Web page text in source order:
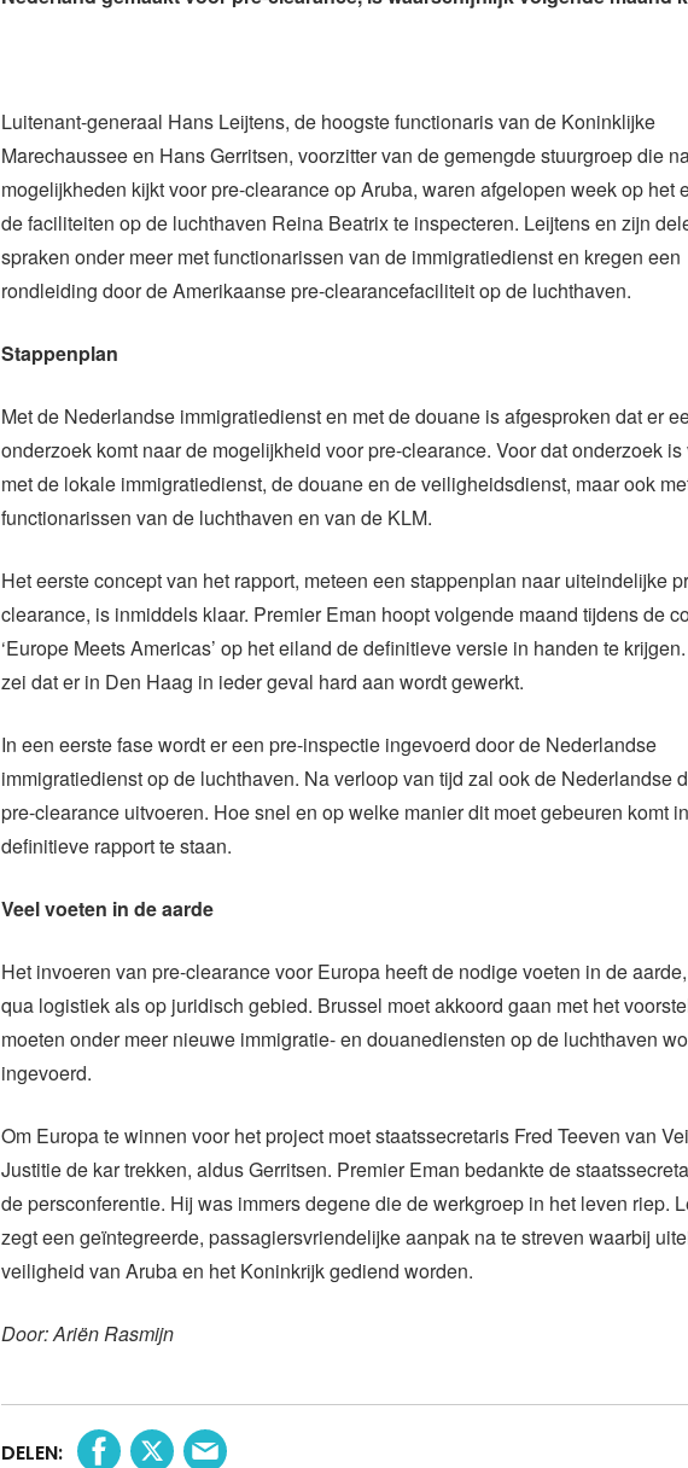
Luitenant-generaal Hans Leijtens, de hoogste functionaris van de Koninklijke
Marechaussee en Hans Gerritsen, voorzitter van de gemengde stuurgroep die
mogelijkheden kijkt voor pre-clearance op Aruba, waren afgelopen week op het
de faciliteiten op de luchthaven Reina Beatrix te inspecteren. Leijtens en zijn
spraken onder meer met functionarissen van de immigratiedienst en kregen een
rondleiding door de Amerikaanse pre-clearancefaciliteit op de luchthaven.
Stappenplan
Met de Nederlandse immigratiedienst en met de douane is afgesproken dat er
onderzoek komt naar de mogelijkheid voor pre-clearance. Voor dat onderzoek is
met de lokale immigratiedienst, de douane en de veiligheidsdienst, maar ook
functionarissen van de luchthaven en van de KLM.
Het eerste concept van het rapport, meteen een stappenplan naar uiteindelijke
clearance, is inmiddels klaar. Premier Eman hoopt volgende maand tijdens de
‘Europe Meets Americas’ op het eiland de definitieve versie in handen te
zei dat er in Den Haag in ieder geval hard aan wordt gewerkt.
In een eerste fase wordt er een pre-inspectie ingevoerd door de Nederlandse
immigratiedienst op de luchthaven. Na verloop van tijd zal ook de Nederlandse
pre-clearance uitvoeren. Hoe snel en op welke manier dit moet gebeuren komt
definitieve rapport te staan.
Veel voeten in de aarde
Het invoeren van pre-clearance voor Europa heeft de nodige voeten in de
qua logistiek als op juridisch gebied. Brussel moet akkoord gaan met het
moeten onder meer nieuwe immigratie- en douanediensten op de luchthaven
ingevoerd.
Om Europa te winnen voor het project moet staatssecretaris Fred Teeven van
Justitie de kar trekken, aldus Gerritsen. Premier Eman bedankte de
de persconferentie. Hij was immers degene die de werkgroep in het leven riep.
zegt een geïntegreerde, passagiersvriendelijke aanpak na te streven waarbij
veiligheid van Aruba en het Koninkrijk gediend worden.
Door: Ariën Rasmijn
DELEN: